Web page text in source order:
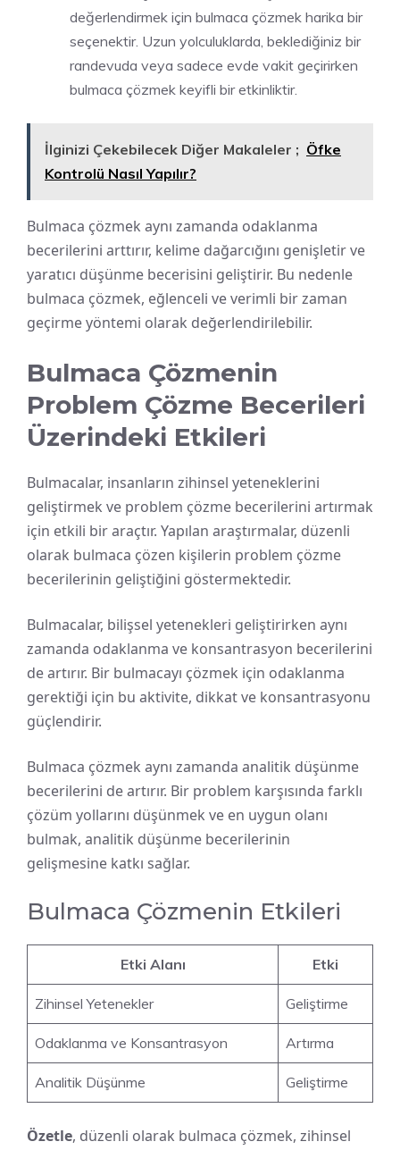
değerlendirmek için bulmaca çözmek harika bir
seçenektir. Uzun yolculuklarda, beklediğiniz bir
randevuda veya sadece evde vakit geçirirken
bulmaca çözmek keyifli bir etkinliktir.
İlginizi Çekebilecek Diğer Makaleler ; Öfke
Kontrolü Nasıl Yapılır?
Bulmaca çözmek aynı zamanda odaklanma
becerilerini arttırır, kelime dağarcığını genişletir ve
yaratıcı düşünme becerisini geliştirir. Bu nedenle
bulmaca çözmek, eğlenceli ve verimli bir zaman
geçirme yöntemi olarak değerlendirilebilir.
Bulmaca Çözmenin
Problem Çözme Becerileri
Üzerindeki Etkileri
Bulmacalar, insanların zihinsel yeteneklerini
geliştirmek ve problem çözme becerilerini artırmak
için etkili bir araçtır. Yapılan araştırmalar, düzenli
olarak bulmaca çözen kişilerin problem çözme
becerilerinin geliştiğini göstermektedir.
Bulmacalar, bilişsel yetenekleri geliştirirken aynı
zamanda odaklanma ve konsantrasyon becerilerini
de artırır. Bir bulmacayı çözmek için odaklanma
gerektiği için bu aktivite, dikkat ve konsantrasyonu
güçlendirir.
Bulmaca çözmek aynı zamanda analitik düşünme
becerilerini de artırır. Bir problem karşısında farklı
çözüm yollarını düşünmek ve en uygun olanı
bulmak, analitik düşünme becerilerinin
gelişmesine katkı sağlar.
Bulmaca Çözmenin Etkileri
Etki Alanı Etki
Zihinsel Yetenekler Geliştirme
Odaklanma ve Konsantrasyon Artırma
Analitik Düşünme Geliştirme
Özetle, düzenli olarak bulmaca çözmek, zihinsel